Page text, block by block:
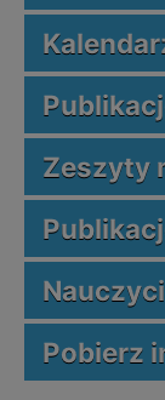
Zeszyty
Pobierz